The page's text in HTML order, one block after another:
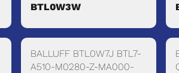
BTL0W3W
BALLUFF BTL0W7J BTL7-
A510-M0280-Z-MA000-